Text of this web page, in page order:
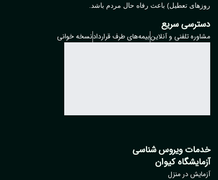
تعطیل) باعث رفاه حال مردم باشد.
سریع
تلفنی و آنلاینبیمه‌های طرف قراردادنسخه خوانی
ویروس شناسی
کیوان
در منزل